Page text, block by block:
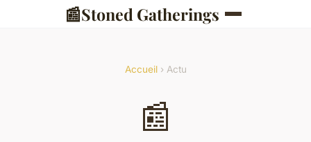
📰Stoned Gatherings
Accueil› Actu
📰